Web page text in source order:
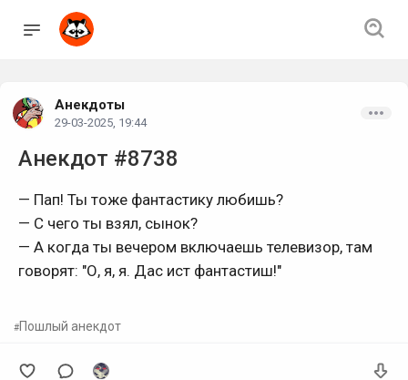
Анекдоты
29-03-2025, 19:44
Анекдот #8738
— Пап! Ты тоже фантастику любишь?
— С чего ты взял, сынок?
— А когда ты вечеpом включаешь телевизоp, там
говоpят: "О, я, я. Дас ист фантастиш!"
Пошлый анекдот